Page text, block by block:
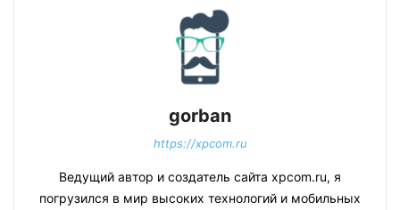
gorban
https://xpcom.ru
Ведущий автор и создатель сайта xpcom.ru, я
погрузился в мир высоких технологий и мобильных